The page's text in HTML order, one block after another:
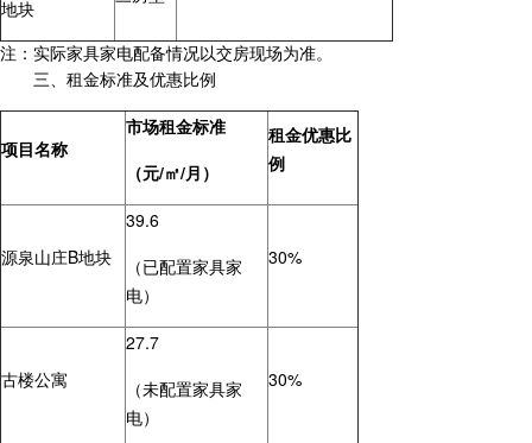
地块
注：实际家具家电配备情况以交房现场为准。
三、租金标准及优惠比例
项目名称
市场租金标准
（元/㎡/月）
租金优惠比
例
源泉山庄B地块
39.6
（已配置家具家
电）
30%
古楼公寓
27.7
（未配置家具家
电）
30%